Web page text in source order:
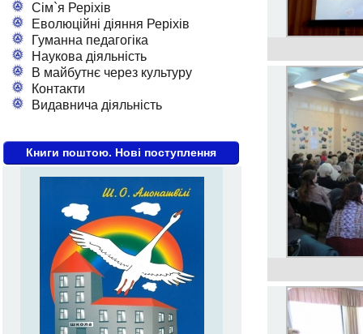
Сім`я Реріхів
Еволюційні діяння Реріхів
Гуманна педагогіка
Наукова діяльність
В майбутнє через культуру
Контакти
Видавнича діяльність
Книги поштою. Нові поступлення